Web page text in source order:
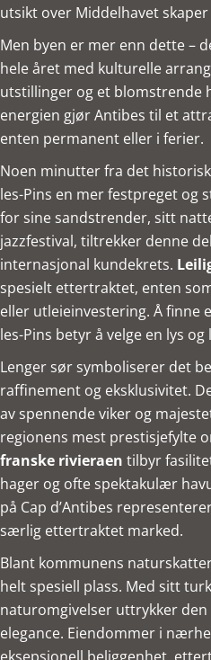
utsikt over Middelhavet
Men byen er mer enn dette –
hele året med kulturelle
utstillinger og et blomstrende
energien gjør Antibes til et
enten permanent eller i ferier.
Noen minutter fra det
les-Pins en mer festpreget
for sine sandstrender, sitt
jazzfestival, tiltrekker denne
internasjonal kundekrets.
spesielt ettertraktet, enten
eller utleieinvestering. Å finne
les-Pins betyr å velge en lys og
Lenger sør symboliserer det
raffinement og eksklusivitet.
av spennende viker og
regionens mest prestisjefylte
franske rivieraen tilbyr
hager og ofte spektakulær
på Cap d’Antibes
særlig ettertraktet marked.
Blant kommunens
helt spesiell plass. Med sitt
naturomgivelser uttrykker den
elegance. Eiendommer i
eksepsjonell beliggenhet,